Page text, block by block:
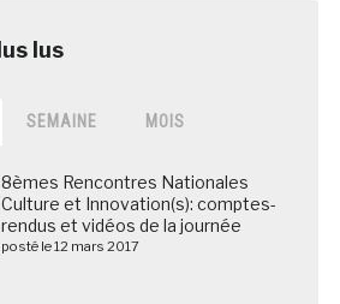
SEMAINE MOIS
8èmes Rencontres Nationales
Culture et Innovation(s): comptes-
rendus et vidéos de la journée
posté le 12 mars 2017